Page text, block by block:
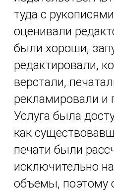
туда с
оценивали
были хороши,
редактировали,
верстали,
рекламировали и
Услуга была
как
печати были
исключительно
объемы, поэтому